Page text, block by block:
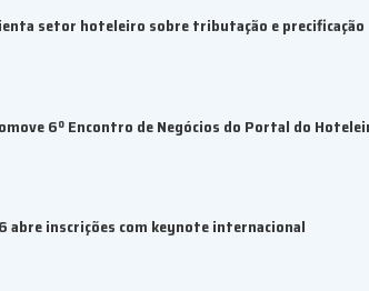
setor hoteleiro sobre tributação e precificação
6º Encontro de Negócios do Portal do
abre inscrições com keynote internacional